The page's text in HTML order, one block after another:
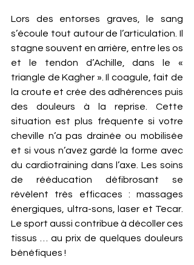
Lors des entorses graves, le sang
s’écoule tout autour de l’articulation. Il
stagne souvent en arrière, entre les os
et le tendon d’Achille, dans le «
triangle de Kagher ». Il coagule, fait de
la croute et crée des adhérences puis
des douleurs à la reprise. Cette
situation est plus fréquente si votre
cheville n’a pas drainée ou mobilisée
et si vous n’avez gardé la forme avec
du cardiotraining dans l’axe. Les soins
de rééducation défibrosant se
révèlent très efficaces : massages
énergiques, ultra-sons, laser et Tecar.
Le sport aussi contribue à décoller ces
tissus … au prix de quelques douleurs
bénéfiques !